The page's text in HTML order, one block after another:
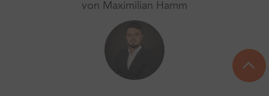
von Maximilian Hamm